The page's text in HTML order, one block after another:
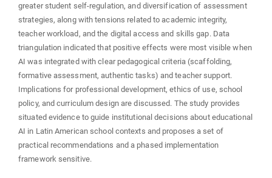
greater student self-regulation, and diversification of assessment
strategies, along with tensions related to academic integrity,
teacher workload, and the digital access and skills gap. Data
triangulation indicated that positive effects were most visible when
AI was integrated with clear pedagogical criteria (scaffolding,
formative assessment, authentic tasks) and teacher support.
Implications for professional development, ethics of use, school
policy, and curriculum design are discussed. The study provides
situated evidence to guide institutional decisions about educational
AI in Latin American school contexts and proposes a set of
practical recommendations and a phased implementation
framework sensitive.